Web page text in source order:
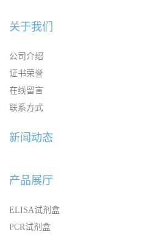
关于我们
公司介绍
证书荣誉
在线留言
联系方式
新闻动态
产品展厅
ELISA试剂盒
PCR试剂盒